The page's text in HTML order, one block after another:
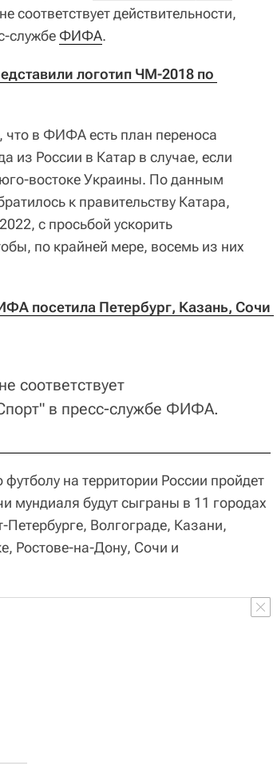
соответствует действительности,
службе ФИФА.
логотип ЧМ-2018 по
в ФИФА есть план переноса
из России в Катар в случае, если
востоке Украины. По данным
к правительству Катара,
с просьбой ускорить
по крайней мере, восемь из них
посетила Петербург, Казань, Сочи
соответствует
в пресс-службе ФИФА.
на территории России пройдет
мундиаля будут сыграны в 11 городах
Волгограде, Казани,
Ростове-на-Дону, Сочи и